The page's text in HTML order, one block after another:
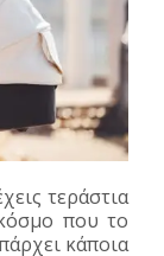
τεράστια
που το
κάποια